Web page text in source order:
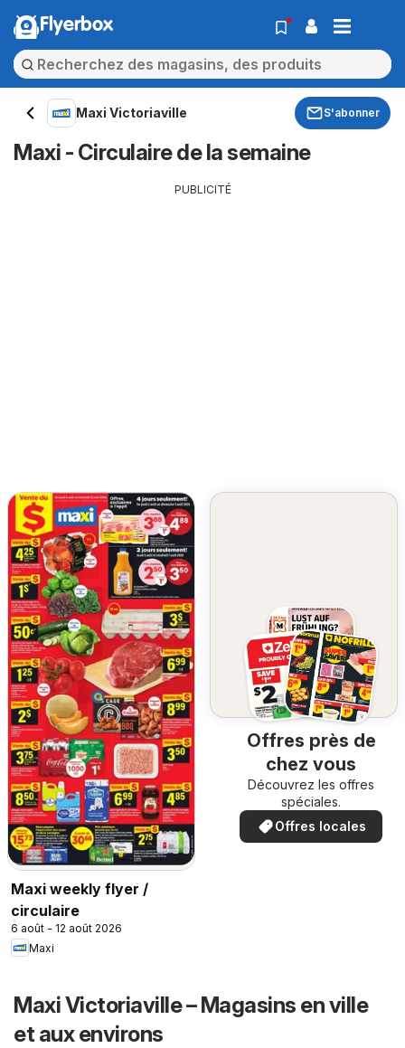
Flyerbox
Maxi Victoriaville S'abonner
Maxi - Circulaire de la semaine
PUBLICITÉ
Maxi weekly flyer /
circulaire
6 août - 12 août 2026
Maxi
Offres près de
chez vous
Découvrez les offres
spéciales.
Offres locales
Maxi Victoriaville – Magasins en ville
et aux environs